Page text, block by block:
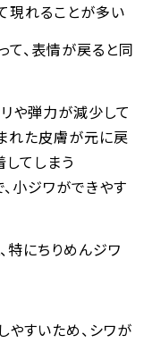
現れることが多い
て、表情が戻ると同
や弾力が減少して
れた皮膚が元に戻
してしまう
小ジワができやす
特にちりめんジワ
すいため、シワが